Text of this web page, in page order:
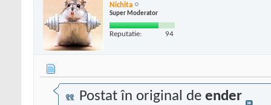
Nichita
Super Moderator
Reputatie: 94
Postat în original de ender